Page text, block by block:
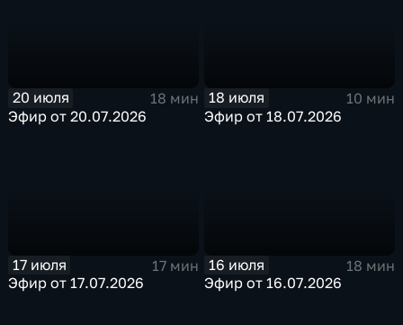
20 июля
18 мин
Эфир от 20.07.2026
18 июля
10 мин
Эфир от 18.07.2026
17 июля
17 мин
Эфир от 17.07.2026
16 июля
18 мин
Эфир от 16.07.2026